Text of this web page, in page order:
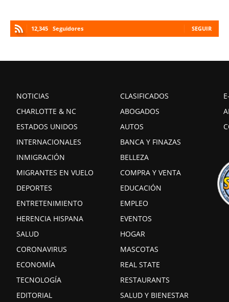
12,345 Seguidores SEGUIR
NOTICIAS
CHARLOTTE & NC
ESTADOS UNIDOS
INTERNACIONALES
INMIGRACIÓN
MIGRANTES EN VUELO
DEPORTES
ENTRETENIMIENTO
HERENCIA HISPANA
SALUD
CORONAVIRUS
ECONOMÍA
TECNOLOGÍA
EDITORIAL
CLASIFICADOS
ABOGADOS
AUTOS
BANCA Y FINAZAS
BELLEZA
COMPRA Y VENTA
EDUCACIÓN
EMPLEO
EVENTOS
HOGAR
MASCOTAS
REAL STATE
RESTAURANTS
SALUD Y BIENESTAR